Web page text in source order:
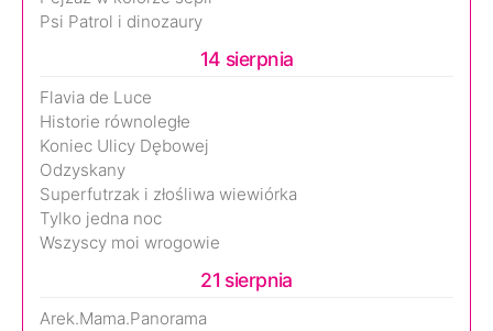
Psi Patrol i dinozaury
14 sierpnia
Flavia de Luce
Historie równoległe
Koniec Ulicy Dębowej
Odzyskany
Superfutrzak i złośliwa wiewiórka
Tylko jedna noc
Wszyscy moi wrogowie
21 sierpnia
Arek.Mama.Panorama